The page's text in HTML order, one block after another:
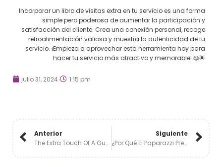
Incorporar un libro de visitas extra en tu servicio es una forma
simple pero poderosa de aumentar la participación y
satisfacción del cliente. Crea una conexión personal, recoge
retroalimentación valiosa y muestra la autenticidad de tu
servicio. ¡Empieza a aprovechar esta herramienta hoy para
hacer tu servicio más atractivo y memorable! 📖🌟
julio 31, 2024 1:15 pm
Anterior
The Extra Touch Of A Guestbook: Making Your Service More Attractive
Siguiente
¿Por Qué El Paparazzi Premium Es Tu Mejor Opción Para Bodas Y Eventos Corporativos? 📸✨